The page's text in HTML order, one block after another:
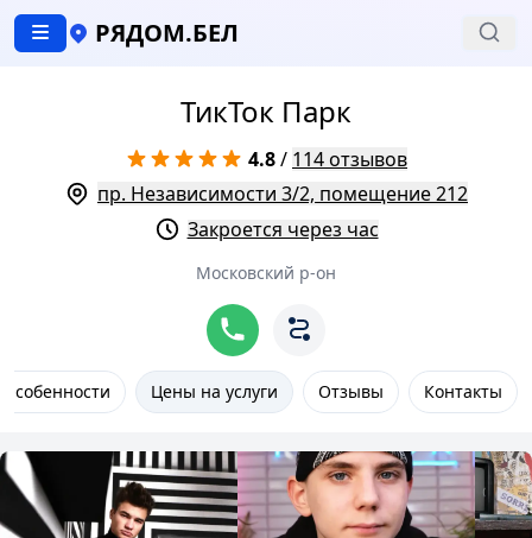
РЯДОМ.БЕЛ
ТикТок Парк
4.8/ 114 отзывов
пр. Независимости 3/2, помещение 212
Закроется через час
Московский р-он
Особенности Цены на услуги Отзывы Контакты